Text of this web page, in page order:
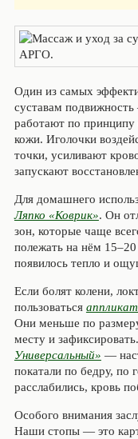
Один из самых
суставам
работают по принципу
кожи. Иголочки
точки, усиливают
запускают
Для домашнего
Ляпко «Коврик». Он
зон, которые чаще
полежать на нём
появилось тепло и
Если болят колени,
пользоваться
Они меньше по
месту и
Универсальный» —
покатали по бедру,
расслабились, кровь
Особого внимания
Наши стопы — это